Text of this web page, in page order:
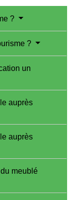
?
?
un
auprès
auprès
meublé